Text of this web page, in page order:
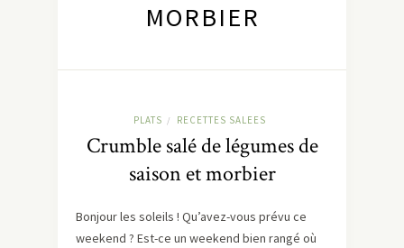
MORBIER
PLATS / RECETTES SALEES
Crumble salé de légumes de
saison et morbier
Bonjour les soleils ! Qu’avez-vous prévu ce
weekend ? Est-ce un weekend bien rangé où